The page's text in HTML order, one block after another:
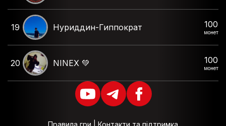
19 Нуриддин-Гиппократ 100
монет
20 NINEX 💚 100
монет
Правила гри Контакти та підтримка